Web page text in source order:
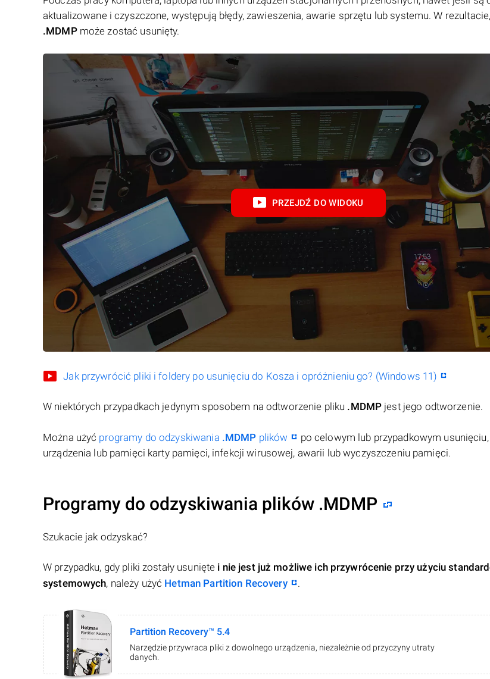
aktualizowane i czyszczone, występują błędy, zawieszenia, awarie sprzętu lub systemu. W
.MDMPmoże zostać usunięty.
PRZEJDŹ DO WIDOKU
Jak przywrócić pliki i foldery po usunięciu do Kosza i opróżnieniu go? (Windows 11)
W niektórych przypadkach jedynym sposobem na odtworzenie pliku .MDMP jest jego odtworzenie.
Można użyć programy do odzyskiwania .MDMP plików
po celowym lub przypadkowym
urządzenia lub pamięci karty pamięci, infekcji wirusowej, awarii lub wyczyszczeniu pamięci.
Programy do odzyskiwania plików .MDMP
Szukacie jak odzyskać?
W przypadku, gdy pliki zostały usunięte i nie jest już możliwe ich przywrócenie przy użyciu
systemowych, należy użyć Hetman Partition Recovery .
Partition Recovery™ 5.4
Narzędzie przywraca pliki z dowolnego urządzenia, niezależnie od przyczyny utraty
danych.